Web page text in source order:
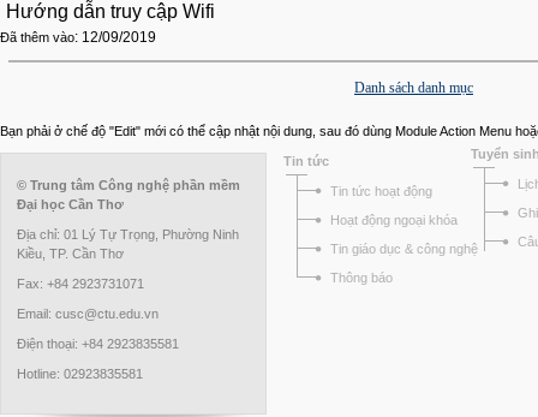
Hướng dẫn truy cập Wifi
Đã thêm vào: 12/09/2019
Danh sách danh mục
Bạn phải ở chế độ "Edit" mới có thể cập nhật nội dung, sau đó dùng Module Action Menu
© Trung tâm Công nghệ phần mềm
Đại học Cần Thơ
Địa chỉ: 01 Lý Tự Trọng, Phường Ninh
Kiều, TP. Cần Thơ
Fax: +84 2923731071
Email: cusc@ctu.edu.vn
Điện thoại: +84 2923835581
Hotline: 02923835581
Tin tức
Tin tức hoạt động
Hoạt động ngoại khóa
Tin giáo dục & công nghệ
Thông báo
Tuyển